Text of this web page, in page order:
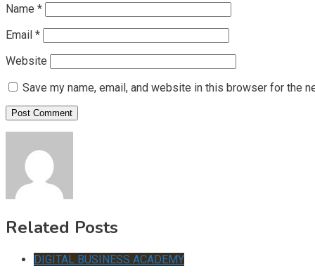
Name *
Email *
Website
Save my name, email, and website in this browser for the
Related Posts
DIGITAL BUSINESS ACADEMY